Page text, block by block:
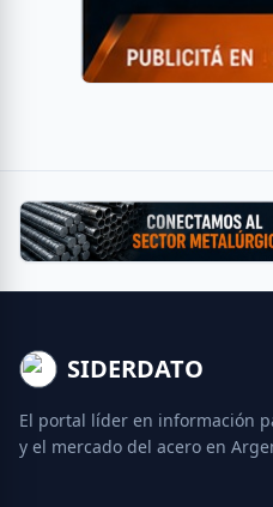
SIDERDATO
El portal líder en información
y el mercado del acero en